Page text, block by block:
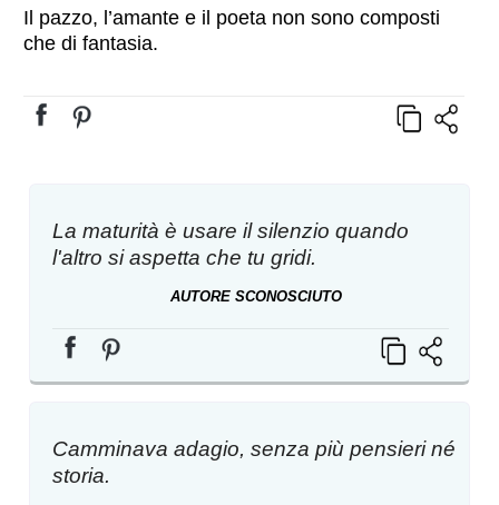
Il pazzo, l’amante e il poeta non sono composti
che di fantasia.
La maturità è usare il silenzio quando
l'altro si aspetta che tu gridi.
AUTORE SCONOSCIUTO
Camminava adagio, senza più pensieri né
storia.